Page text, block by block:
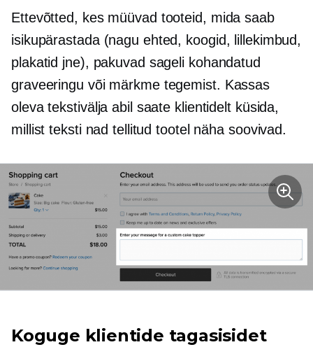
Ettevõtted, kes müüvad tooteid, mida saab
isikupärastada (nagu ehted, koogid, lillekimbud,
plakatid jne), pakuvad sageli kohandatud
graveeringu või märkme tegemist. Kassas
oleva tekstivälja abil saate klientidelt küsida,
millist teksti nad tellitud tootel näha soovivad.
Koguge klientide tagasisidet